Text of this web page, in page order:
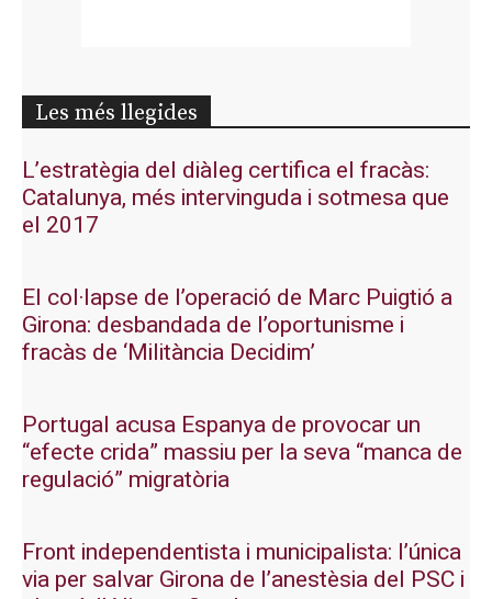
Les més llegides
L’estratègia del diàleg certifica el fracàs:
Catalunya, més intervinguda i sotmesa que
el 2017
El col·lapse de l’operació de Marc Puigtió a
Girona: desbandada de l’oportunisme i
fracàs de ‘Militància Decidim’
Portugal acusa Espanya de provocar un
“efecte crida” massiu per la seva “manca de
regulació” migratòria
Front independentista i municipalista: l’única
via per salvar Girona de l’anestèsia del PSC i